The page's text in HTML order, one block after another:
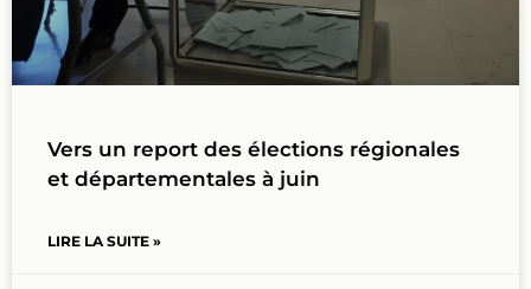
Vers un report des élections régionales
et départementales à juin
LIRE LA SUITE »